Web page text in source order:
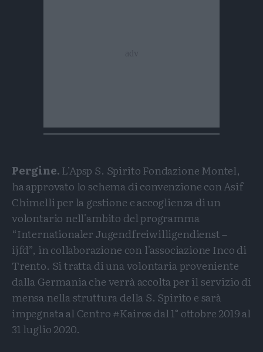
Pergine.L’Apsp S. Spirito Fondazione Montel,
ha approvato lo schema di convenzione con Asif
Chimelli per la gestione e accoglienza di un
volontario nell'ambito del programma
“Internationaler Jugendfreiwilligendienst –
ijfd”, in collaborazione con l'associazione Inco di
Trento. Si tratta di una volontaria proveniente
dalla Germania che verrà accolta per il servizio di
mensa nella struttura della S. Spirito e sarà
impegnata al Centro #Kairos dal 1° ottobre 2019 al
31 luglio 2020.